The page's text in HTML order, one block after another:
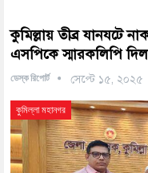
কুমিল্লায় তীব্র যানযটে
এসপিকে স্মারকলিপি
ডেস্ক রিপোর্ট সেপ্টে ১৫, ২০২৫
কুমিল্লা মহানগর